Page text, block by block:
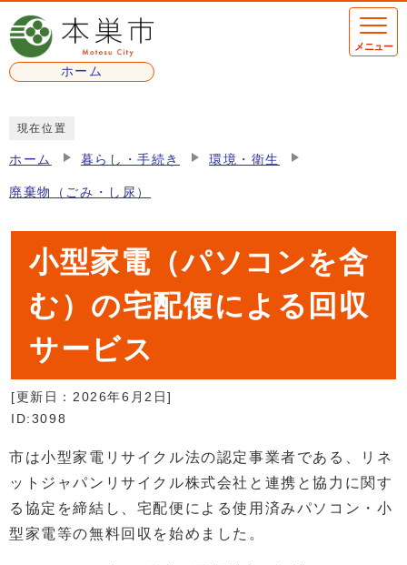
ページの先頭です
ホーム
メニュー
現在位置
ホーム 暮らし・手続き 環境・衛生
廃棄物（ごみ・し尿）
小型家電（パソコンを含
む）の宅配便による回収
サービス
[更新日： 2026年6月2日]
ID:3098
市は小型家電リサイクル法の認定事業者である、リネ
ットジャパンリサイクル株式会社と連携と協力に関す
る協定を締結し、宅配便による使用済みパソコン・小
型家電等の無料回収を始めました。